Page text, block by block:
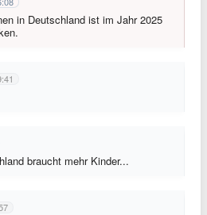
in Deutschland ist im Jahr 2025
braucht mehr Kinder...